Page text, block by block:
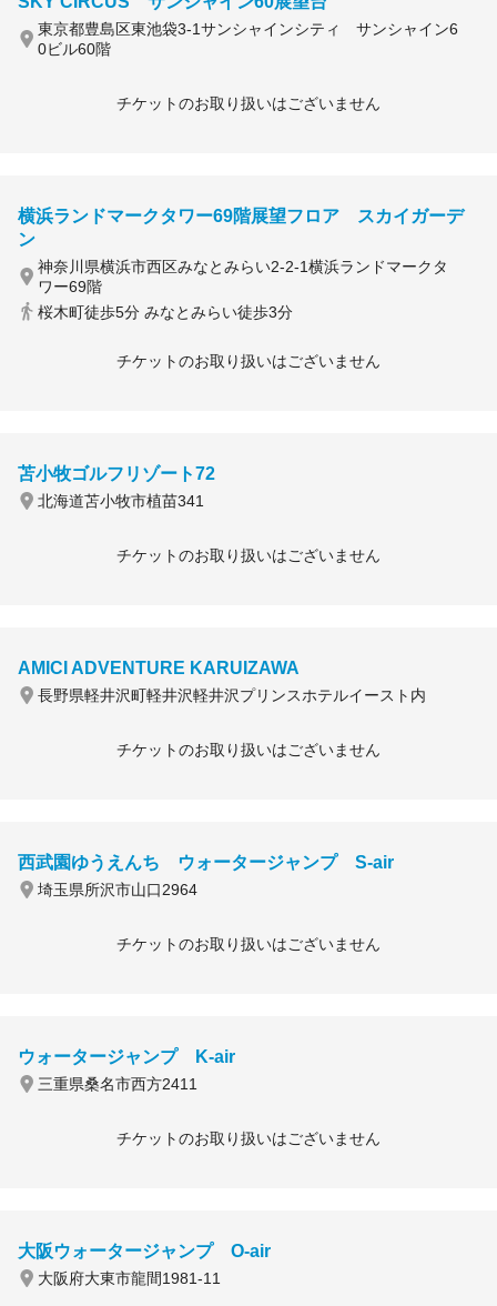
東京都豊島区東池袋3-1サンシャインシティ サンシャイン6
0ビル60階
チケットのお取り扱いはございません
横浜ランドマークタワー69階展望フロア スカイガーデ
ン
神奈川県横浜市西区みなとみらい2-2-1横浜ランドマークタ
ワー69階
桜木町徒歩5分 みなとみらい徒歩3分
チケットのお取り扱いはございません
苫小牧ゴルフリゾート72
北海道苫小牧市植苗341
チケットのお取り扱いはございません
AMICI ADVENTURE KARUIZAWA
長野県軽井沢町軽井沢軽井沢プリンスホテルイースト内
チケットのお取り扱いはございません
西武園ゆうえんち ウォータージャンプ S-air
埼玉県所沢市山口2964
チケットのお取り扱いはございません
ウォータージャンプ K-air
三重県桑名市西方2411
チケットのお取り扱いはございません
大阪ウォータージャンプ O-air
大阪府大東市龍間1981-11